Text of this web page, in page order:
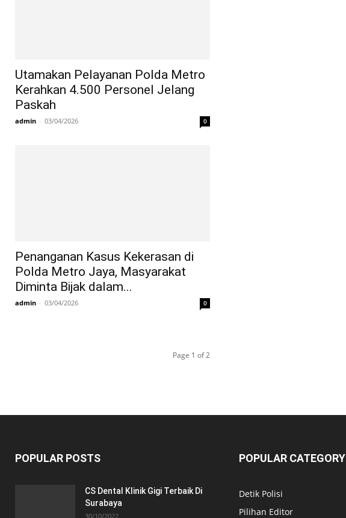
Utamakan Pelayanan Polda Metro
Kerahkan 4.500 Personel Jelang
Paskah
admin - 03/04/2026 0
Penanganan Kasus Kekerasan di
Polda Metro Jaya, Masyarakat
Diminta Bijak dalam...
admin - 03/04/2026 0
Page 1 of 2
POPULAR POSTS
CS Dental Klinik Gigi Terbaik Di
Surabaya
30/10/2022
POPULAR CATEGORY
Detik Polisi
Pilihan Editor